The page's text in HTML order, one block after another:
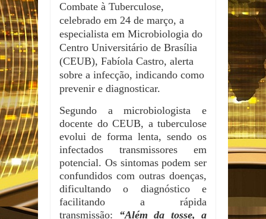
Combate à Tuberculose,
celebrado em 24 de março, a
especialista em Microbiologia do
Centro Universitário de Brasília
(CEUB), Fabíola Castro, alerta
sobre a infecção, indicando como
prevenir e diagnosticar.
Segundo a microbiologista e
docente do CEUB, a tuberculose
evolui de forma lenta, sendo os
infectados transmissores em
potencial. Os sintomas podem ser
confundidos com outras doenças,
dificultando o diagnóstico e
facilitando a rápida
transmissão: “Além da tosse, a